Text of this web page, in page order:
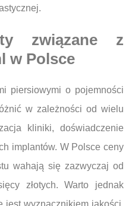
związane z
w Polsce
piersiowymi o pojemności
w zależności od wielu
kliniki, doświadczenie
implantów. W Polsce ceny
wahają się zazwyczaj od
złotych. Warto jednak